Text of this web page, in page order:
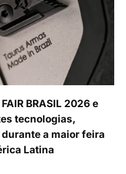
BRASIL 2026 e
tecnologias,
a maior feira
Latina